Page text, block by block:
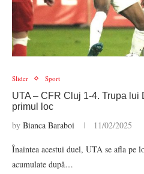
Slider Sport
UTA – CFR Cluj 1-4. Trupa lui
primul loc
by Bianca Baraboi 11/02/2025
Înaintea acestui duel, UTA se afla pe
acumulate după…